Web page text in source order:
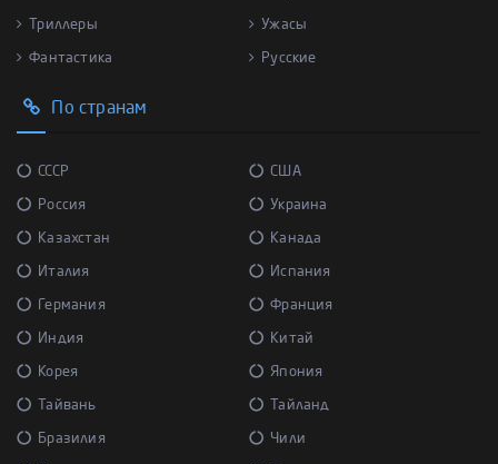
Триллеры Ужасы
Фантастика Русские
По странам
СССР США
Россия Украина
Казахстан Канада
Италия Испания
Германия Франция
Индия Китай
Корея Япония
Тайвань Тайланд
Бразилия Чили